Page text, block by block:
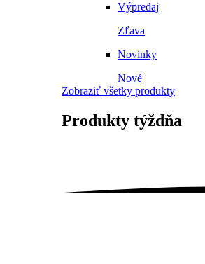
Výpredaj
Zľava
Novinky
Nové
Zobraziť všetky produkty
Produkty týždňa